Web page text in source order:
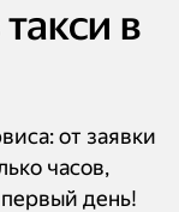
в
от заявки
часов,
день!